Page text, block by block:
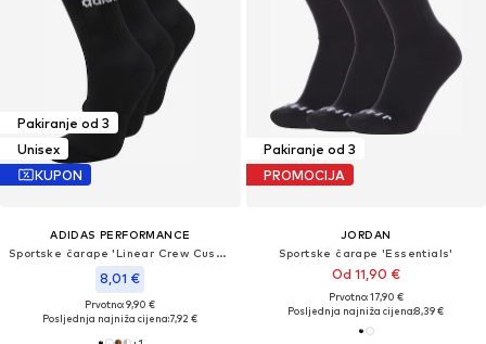
Pakiranje od 3
Unisex
KUPON
ADIDAS PERFORMANCE
Sportske čarape 'Linear Crew Cushioned 3 Pairs'
8,01 €
Prvotno: 9,90 €
Posljednja najniža cijena:7,92 €
Pakiranje od 3
PROMOCIJA
JORDAN
Sportske čarape 'Essentials'
Od 11,90 €
Prvotno: 17,90 €
Posljednja najniža cijena:8,39 €